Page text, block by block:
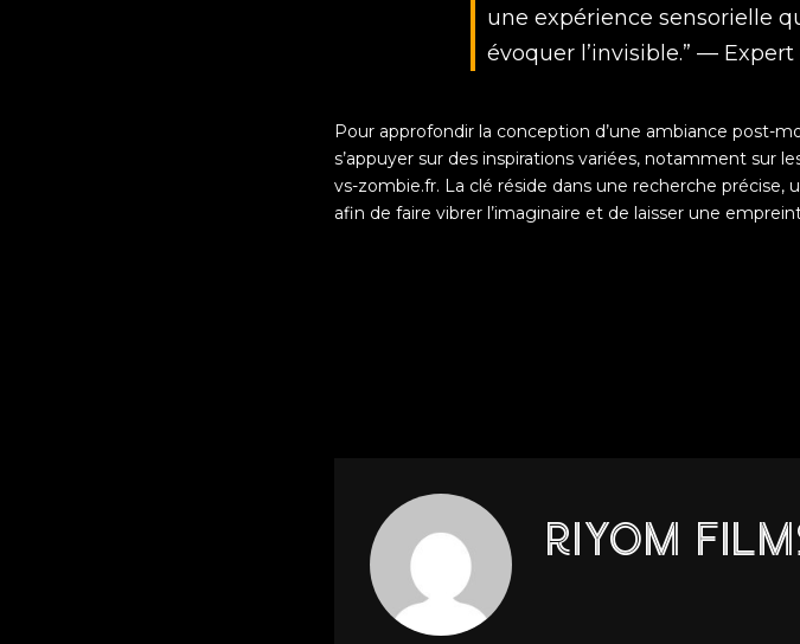
une expérience sensorielle
évoquer l’invisible.” —
Pour approfondir la conception d’une ambiance post-
s’appuyer sur des inspirations variées, notamment sur
vs-zombie.fr. La clé réside dans une recherche
afin de faire vibrer l’imaginaire et de laisser une
RIYOM